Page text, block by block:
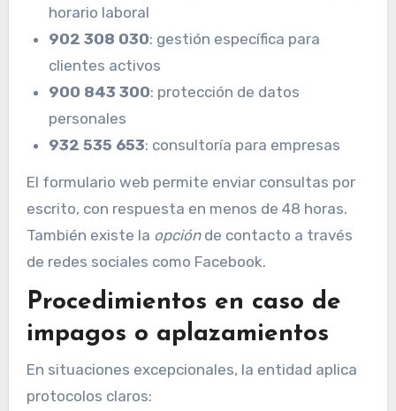
horario laboral
902 308 030: gestión específica para
clientes activos
900 843 300: protección de datos
personales
932 535 653: consultoría para empresas
El formulario web permite enviar consultas por
escrito, con respuesta en menos de 48 horas.
También existe la opciónde contacto a través
de redes sociales como Facebook.
Procedimientos en caso de
impagos o aplazamientos
En situaciones excepcionales, la entidad aplica
protocolos claros: